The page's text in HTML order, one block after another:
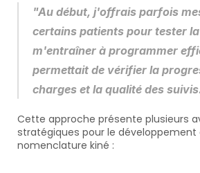
"Au début, j'offrais parfois
certains patients pour tester
m'entraîner à programmer
permettait de vérifier la
charges et la qualité des
Cette approche présente plusieurs
stratégiques pour le
nomenclature kiné :